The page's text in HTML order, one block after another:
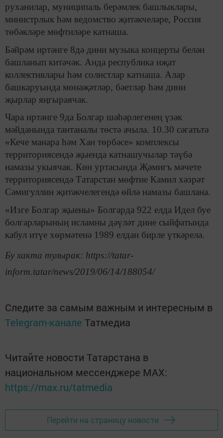
руханилар, муниципаль берәмлек башлыклары,
министрлык һәм ведомство җитәкчеләре, Россия
төбәкләре мөфтиләре катнаша.
Бәйрәм иртәнге 8дә дини музыка концерты белән
башланып китәчәк. Анда республика иҗат
коллективлары һәм солистлар катнаша. Алар
башкаруында мөнәҗәтләр, бәетләр һәм дини
җырлар яңгыраячак.
Чара иртәнге 9да Болгар шәһәрлегенең үзәк
мәйданында тантаналы төстә ачыла. 10.30 сәгатьтә
«Кече манара һәм Хан төрбәсе» комплексы
территориясендә җыенда катнашучылар тәүбә
намазы укыячак. Көн уртасында Җәмигъ мәчете
территориясендә Татарстан мөфтие Камил хәзрәт
Сәмигуллин җитәкчелегендә өйлә намазы башлана.
«Изге Болгар җыены» Болгарда 922 елда Идел буе
болгарларының исламны дәүләт дине сыйфатында
кабул итүе хөрмәтенә 1989 елдан бирле үткәрелә.
Бу хакта тулырак: https://tatar-
inform.tatar/news/2019/06/14/188054/
Следите за самым важным и интересным в
Telegram-канале Татмедиа
Читайте новости Татарстана в
национальном мессенджере MАХ:
https://max.ru/tatmedia
Перейти на страницу новости